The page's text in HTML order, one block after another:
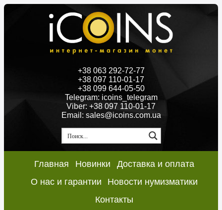
+38 063 292-72-77
+38 097 110-01-17
+38 099 644-05-50
Telegram: icoins_telegram
Viber: +38 097 110-01-17
Email: sales@icoins.com.ua
Главная Новинки
Доставка и оплата
О нас и гарантии
Новости нумизматики
Контакты